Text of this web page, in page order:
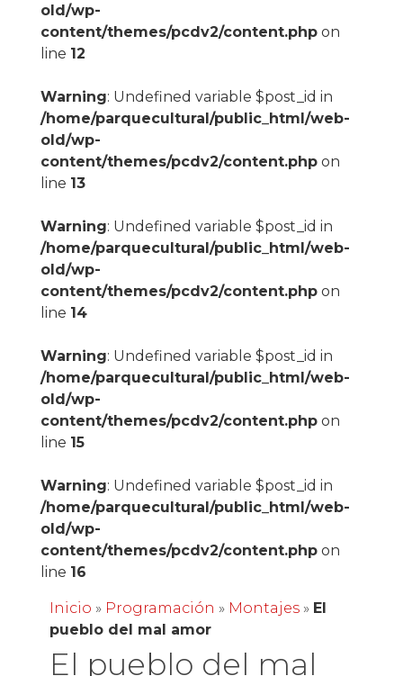
old/wp-
content/themes/pcdv2/content.phpon
line 12
Warning: Undefined variable $post_id in
/home/parquecultural/public_html/web-
old/wp-
content/themes/pcdv2/content.phpon
line 13
Warning: Undefined variable $post_id in
/home/parquecultural/public_html/web-
old/wp-
content/themes/pcdv2/content.phpon
line 14
Warning: Undefined variable $post_id in
/home/parquecultural/public_html/web-
old/wp-
content/themes/pcdv2/content.phpon
line 15
Warning: Undefined variable $post_id in
/home/parquecultural/public_html/web-
old/wp-
content/themes/pcdv2/content.phpon
line 16
Inicio » Programación » Montajes» El
pueblo del mal amor
El pueblo del mal